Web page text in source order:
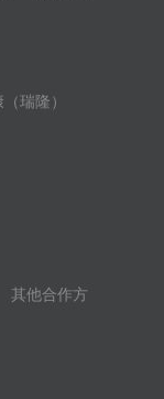
瑞隆）
其他合作方